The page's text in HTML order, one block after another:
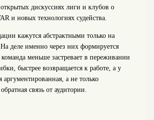
открытых дискуссиях лиги и клубов о
и новых технологиях судейства.
кажутся абстрактными только на
деле именно через них формируется
команда меньше застревает в переживании
быстрее возвращается к работе, а у
аргументированная, а не только
связь от аудитории.